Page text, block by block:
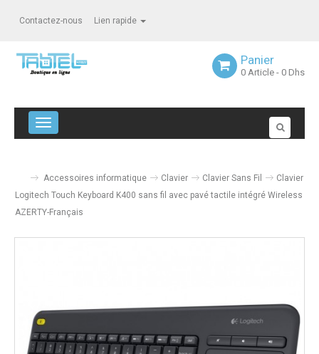
Contactez-nous Lien rapide
Panier
0 Article - 0 Dhs
Navigation bascule
Accessoires informatique Clavier Clavier Sans Fil
Clavier
Logitech Touch Keyboard K400 sans fil avec pavé tactile intégré Wireless
AZERTY-Français